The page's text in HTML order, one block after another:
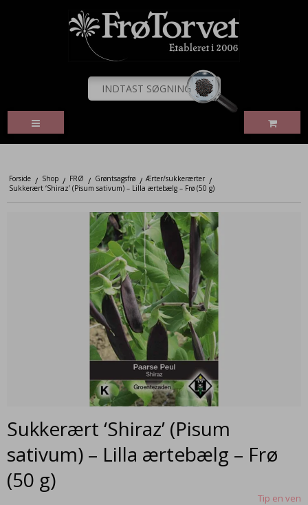
Forside / Shop / FRØ / Grøntsagsfrø / Ærter/sukkerærter /
Sukkerært ‘Shiraz’ (Pisum sativum) – Lilla ærtebælg – Frø (50 g)
Sukkerært ‘Shiraz’ (Pisum
sativum) – Lilla ærtebælg – Frø
(50 g)
Tip en ven